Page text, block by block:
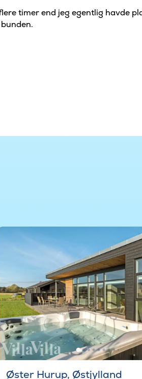
timer end jeg egentlig havde
Øster Hurup, Østjylland